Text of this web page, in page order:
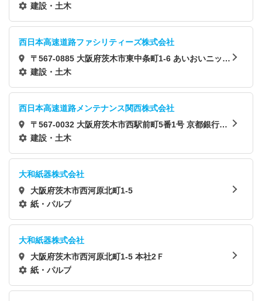
建設・土木
西日本高速道路ファシリティーズ株式会社
〒567-0885 大阪府茨木市東中条町1-6 あいおいニッセ
イ同和損保茨木ビル
建設・土木
西日本高速道路メンテナンス関西株式会社
〒567-0032 大阪府茨木市西駅前町5番1号 京都銀行茨
木ビル6F
建設・土木
大和紙器株式会社
大阪府茨木市西河原北町1-5
紙・パルプ
大和紙器株式会社
大阪府茨木市西河原北町1-5 本社2Ｆ
紙・パルプ